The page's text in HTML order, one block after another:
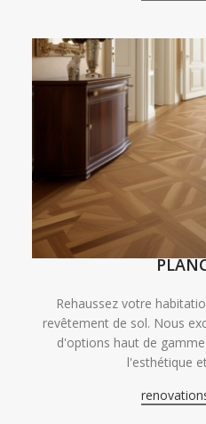
Rehaussez votre
revêtement de sol. Nous
d'options haut de
l'esthétique